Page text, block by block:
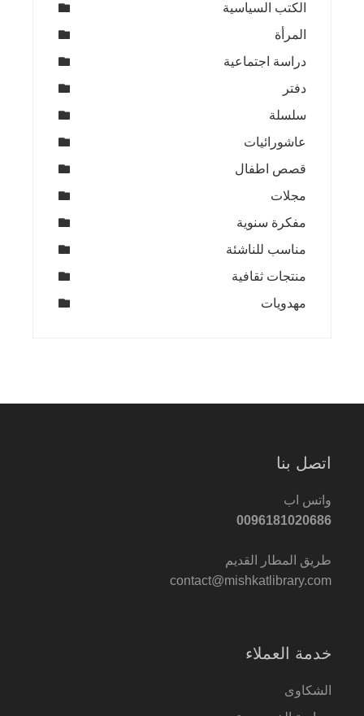
الكتب السياسية
المرأة
دراسة اجتماعية
دفتر
سلسلة
عاشورائيات
قصص اطفال
مجلات
مفكرة سنوية
مناسب للناشئة
منتجات ثقافية
مهدويات
اتصل بنا
واتس اب
0096181020686
طريق المطار القديم
contact@mishkatlibrary.com
خدمة العملاء
الشكاوى